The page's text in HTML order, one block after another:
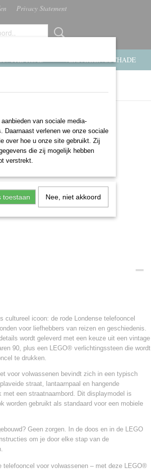
Privacy Statement
THE ROAD VERPAKKINGSCHADE
Londense
cultureel icoon: de rode Londense telefooncel
voor liefhebbers van reizen en geschiedenis.
wordt geleverd met een keuze uit een vintage
90, plus een LEGO® verlichtingssteen die wordt
te drukken.
voor volwassenen bevindt zich in een typisch
straat, lantaarnpaal en hangende
met een straatnaambord. Dit displaymodel is
worden gebruikt als standaard voor een mobiele
Geen zorgen. In de doos en in de LEGO
om je door elke stap van de
telefooncel voor volwassenen – met deze LEGO®
van sociale media-
Daarnaast verlenen we onze sociale
over hoe u onze site gebruikt. Zij
die zij mogelijk hebben
verstrekt.
toestaan Nee, niet akkoord